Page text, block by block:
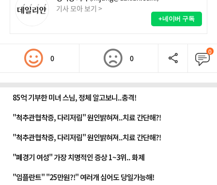
기사 모아 보기 >
+네이버 구독
0 0
0